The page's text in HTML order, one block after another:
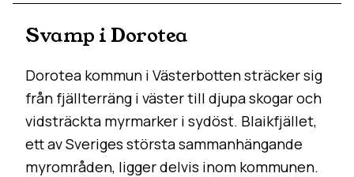
Svamp i Dorotea
Dorotea kommun i Västerbotten sträcker sig
från fjällterräng i väster till djupa skogar och
vidsträckta myrmarker i sydöst. Blaikfjället,
ett av Sveriges största sammanhängande
myrområden, ligger delvis inom kommunen.